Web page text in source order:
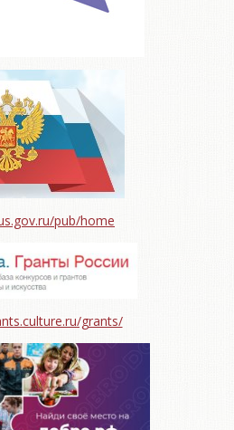
pub/home
grants/